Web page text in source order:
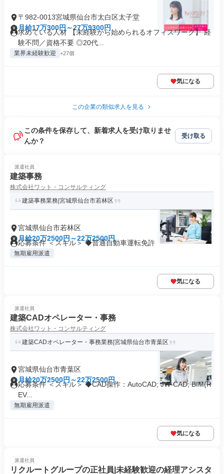
〒982-0013宮城県仙台市太白区太子堂
月給17万300円～27万9300円
求めている人材 【未経験から始められるオフィスワーク】 経
験不問／資格不要 ◎20代...
業界未経験歓迎 +27個
気になる
この企業の類似求人を見る
この条件を保存して、新着求人を受け取りませ
んか？
受け取る
派遣社員
建築事務
株式会社ワット・コンサルティング
建築事務業務|宮城県仙台市若林区
宮城県仙台市若林区
月給20万2500円～22万2500円
応募条件 ＜スキル＞ ◆普通自動車運転免許
無期雇用派遣
気になる
派遣社員
建築CADオペレーター・事務
株式会社ワット・コンサルティング
建築CADオペレーター・事務業務|宮城県仙台市青葉区
宮城県仙台市青葉区
月給20万2500円～22万2500円
応募条件 ＜スキル＞ ◆CAD操作：AutoCAD; JW-CAD; BIM(R
EV...
無期雇用派遣
気になる
派遣社員
リクルートグループの正社員|未経験歓迎の経理アシスタ